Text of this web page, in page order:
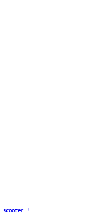
scooter !